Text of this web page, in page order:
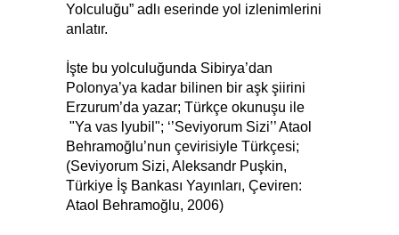
Yolculuğu” adlı eserinde yol izlenimlerini
anlatır.
İşte bu yolculuğunda Sibirya’dan
Polonya’ya kadar bilinen bir aşk şiirini
Erzurum’da yazar; Türkçe okunuşu ile
"Ya vas lyubil"; ‘’Seviyorum Sizi’’ Ataol
Behramoğlu’nun çevirisiyle Türkçesi;
(Seviyorum Sizi, Aleksandr Puşkin,
Türkiye İş Bankası Yayınları, Çeviren:
Ataol Behramoğlu, 2006)